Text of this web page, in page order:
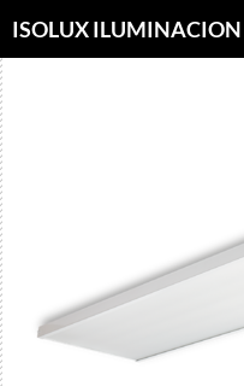
contenido
ISOLUX ILUMINACION